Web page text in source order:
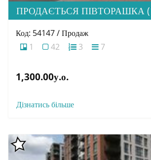
Код: 54147 / Продаж
1
42 3 7
1,300.00у.о.
Дізнатись більше